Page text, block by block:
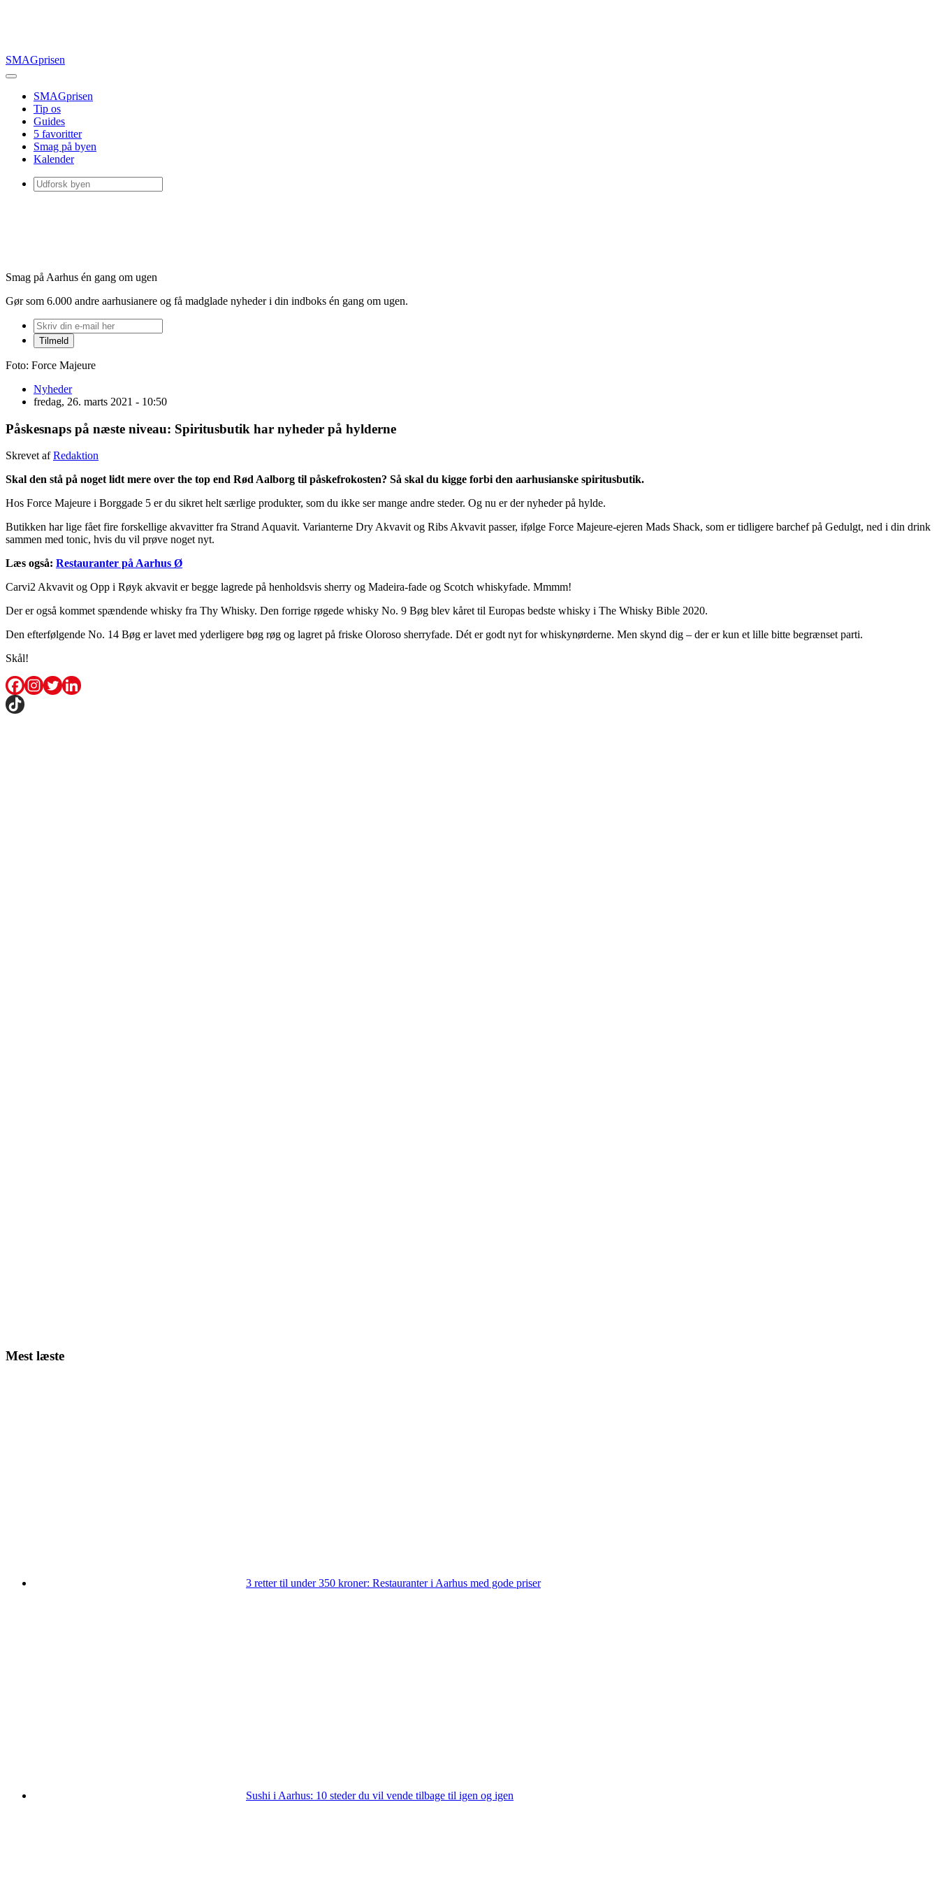
SMAGprisen
SMAGprisen
Tip os
Guides
5 favoritter
Smag på byen
Kalender
Smag på Aarhus én gang om ugen
Gør som 6.000 andre aarhusianere og få madglade nyheder i din indboks én gang om ugen.
Foto: Force Majeure
Nyheder
fredag, 26. marts 2021 - 10:50
Påskesnaps på næste niveau: Spiritusbutik har nyheder på hylderne
Skrevet afRedaktion
Skal den stå på noget lidt mere over the top end Rød Aalborg til påskefrokosten? Så skal du kigge forbi den aarhusianske spiritusbutik.
Hos Force Majeure i Borggade 5 er du sikret helt særlige produkter, som du ikke ser mange andre steder. Og nu er der nyheder på hylde.
Butikken har lige fået fire forskellige akvavitter fra Strand Aquavit. Varianterne Dry Akvavit og Ribs Akvavit passer, ifølge Force Majeure-ejeren Mads Shack, som er tidligere barchef på Gedulgt, ned i din drink
sammen med tonic, hvis du vil prøve noget nyt.
Læs også: Restauranter på Aarhus Ø
Carvi2 Akvavit og Opp i Røyk akvavit er begge lagrede på henholdsvis sherry og Madeira-fade og Scotch whiskyfade. Mmmm!
Der er også kommet spændende whisky fra Thy Whisky. Den forrige røgede whisky No. 9 Bøg blev kåret til Europas bedste whisky i The Whisky Bible 2020.
Den efterfølgende No. 14 Bøg er lavet med yderligere bøg røg og lagret på friske Oloroso sherryfade. Dét er godt nyt for whiskynørderne. Men skynd dig – der er kun et lille bitte begrænset parti.
Skål!
Mest læste
3 retter til under 350 kroner: Restauranter i Aarhus med gode priser
Sushi i Aarhus: 10 steder du vil vende tilbage til igen og igen